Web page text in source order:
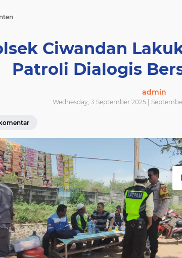
Ciwandan
Patroli Dialogis
admin
Wednesday, 3 September 2025 |
komentar